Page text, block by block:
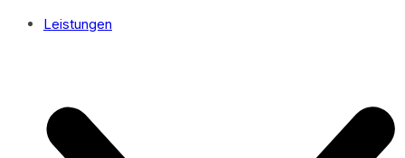
Leistungen